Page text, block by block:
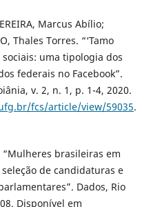
Marcus Abílio;
Thales Torres. “‘Tamo
uma tipologia dos
federais no Facebook”.
v. 2, n. 1, p. 1-4, 2020.
fcs/article/view/59035.
“Mulheres brasileiras em
de candidaturas e
Dados, Rio
Disponível em